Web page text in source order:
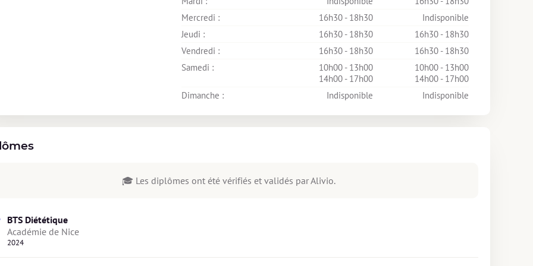
Mercredi :
16h30 - 18h30
Indisponible
Jeudi :
16h30 - 18h30
16h30 - 18h30
Vendredi :
16h30 - 18h30
16h30 - 18h30
Samedi :
10h00 - 13h00
14h00 - 17h00
10h00 - 13h00
14h00 - 17h00
Dimanche :
Indisponible Indisponible
🎓 Les diplômes ont été vérifiés et validés par Alivio.
BTS Diététique
Académie de Nice
2024